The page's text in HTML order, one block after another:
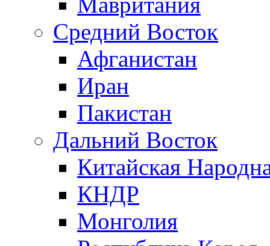
Средний Восток
Афганистан
Иран
Пакистан
Дальний Восток
Китайская
КНДР
Монголия